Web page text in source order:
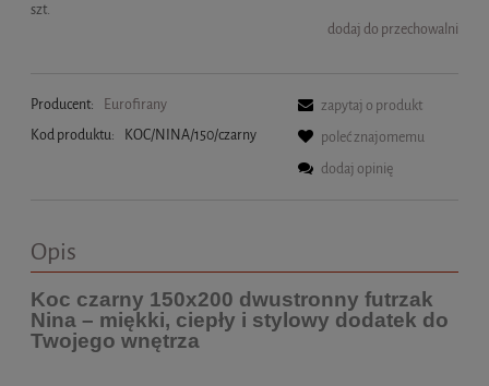
szt.
dodaj do przechowalni
Producent:
Eurofirany
Kod produktu:
KOC/NINA/150/czarny
zapytaj o produkt
poleć znajomemu
dodaj opinię
Opis
Koc czarny 150x200 dwustronny futrzak
Nina – miękki, ciepły i stylowy dodatek do
Twojego wnętrza